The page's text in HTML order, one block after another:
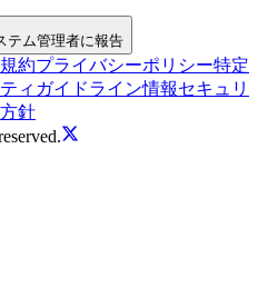
テム管理者に報告
約プライバシーポリシー特定
ィガイドライン情報セキュリ
針